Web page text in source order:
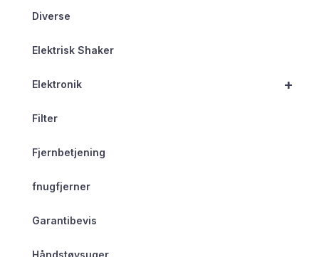
Diverse
Elektrisk Shaker
+
Elektronik
Filter
Fjernbetjening
fnugfjerner
Garantibevis
Håndstøvsuger